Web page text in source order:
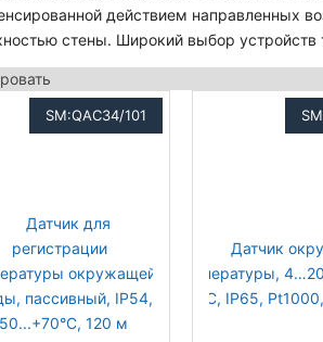
действием направленных
стены. Широкий выбор
SM:QAC34/101